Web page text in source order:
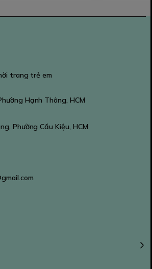
trang trẻ em
Hạnh Thông, HCM
Phường Cầu Kiệu, HCM